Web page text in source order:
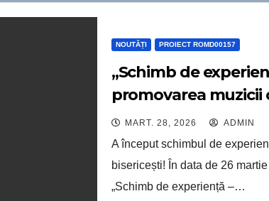
NOUTĂȚI PROIECT ROMD00157
„Schimb de
promovarea muzicii
psaltice religioase
cântăreții
cadrul proiectului
NETWORK OF
MART. 28, 2026 ADMIN
A început schimbul de
bisericești! În data de 26
„Schimb de experiență –…